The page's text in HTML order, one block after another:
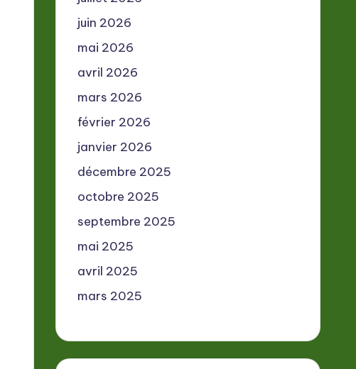
juin 2026
mai 2026
avril 2026
mars 2026
février 2026
janvier 2026
décembre 2025
octobre 2025
septembre 2025
mai 2025
avril 2025
mars 2025